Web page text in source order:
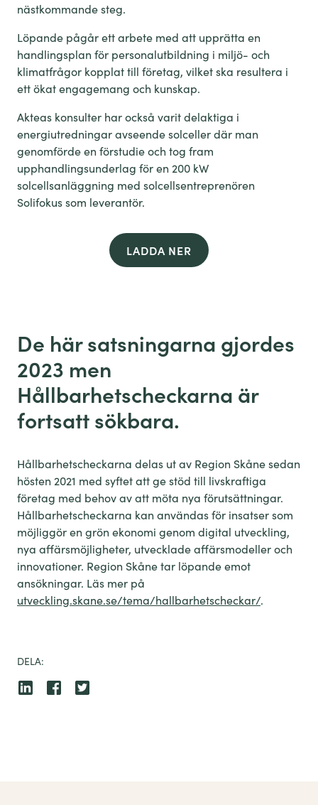
nästkommande steg.
Löpande pågår ett arbete med att upprätta en
handlingsplan för personalutbildning i miljö- och
klimatfrågor kopplat till företag, vilket ska resultera i
ett ökat engagemang och kunskap.
Akteas konsulter har också varit delaktiga i
energiutredningar avseende solceller där man
genomförde en förstudie och tog fram
upphandlingsunderlag för en 200 kW
solcellsanläggning med solcellsentreprenören
Solifokus som leverantör.
LADDA NER
De här satsningarna gjordes
2023 men
Hållbarhetscheckarna är
fortsatt sökbara.
Hållbarhetscheckarna delas ut av Region Skåne sedan
hösten 2021 med syftet att ge stöd till livskraftiga
företag med behov av att möta nya förutsättningar.
Hållbarhetscheckarna kan användas för insatser som
möjliggör en grön ekonomi genom digital utveckling,
nya affärsmöjligheter, utvecklade affärsmodeller och
innovationer. Region Skåne tar löpande emot
ansökningar. Läs mer på
utveckling.skane.se/tema/hallbarhetscheckar/.
DELA: